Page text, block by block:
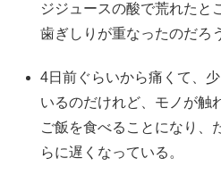
ジジュースの酸で荒れたと
歯ぎしりが重なったのだろ
4日前ぐらいから痛くて、
いるのだけれど、モノが触
ご飯を食べることになり、
らに遅くなっている。